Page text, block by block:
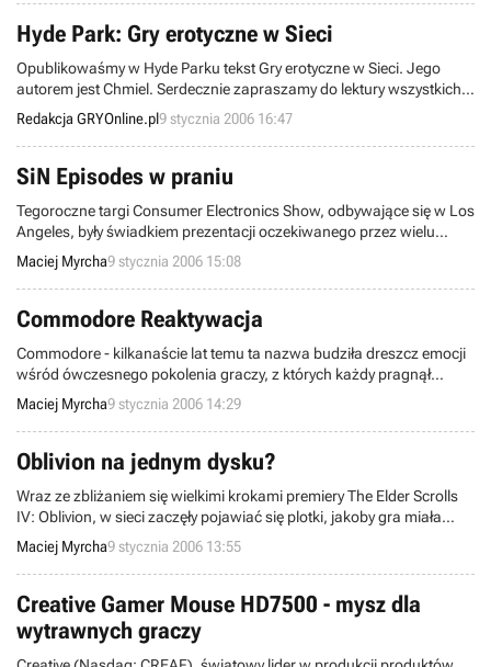
Hyde Park: Gry erotyczne w Sieci
Opublikowaśmy w Hyde Parku tekst Gry erotyczne w Sieci. Jego
autorem jest Chmiel. Serdecznie zapraszamy do lektury wszystkich
pełnoletnich czytelników.
Redakcja GRYOnline.pl9 stycznia 2006 16:47
SiN Episodes w praniu
Tegoroczne targi Consumer Electronics Show, odbywające się w Los
Angeles, były świadkiem prezentacji oczekiwanego przez wielu
graczy z niecierpliwością, FPSa SiN Episodes. Swoje wrażenia z
kontaktu z grą opisali redaktorzy serwisów GameSpot oraz IGN, a
streszczając je w jednym zdaniu można powiedzieć "jest dobrze, a
może nawet jeszcze lepiej!"
Maciej Myrcha9 stycznia 2006 15:08
Commodore Reaktywacja
Commodore - kilkanaście lat temu ta nazwa budziła dreszcz emocji
wśród ówczesnego pokolenia graczy, z których każdy pragnął
posiadać popularną "Komodę" lub Amigę (no, może poza
Atarowcami, którzy je wyśmiewali, ale w skrytości ducha zapewne
też o nich marzyli). Teraz Commodore powraca do świata rozrywki
elektronicznej ale w zupełnie innym wcieleniu.
Maciej Myrcha9 stycznia 2006 14:29
Oblivion na jednym dysku?
Wraz ze zbliżaniem się wielkimi krokami premiery The Elder Scrolls
IV: Oblivion, w sieci zaczęły pojawiać się plotki, jakoby gra miała
ukazać się aż na 4 płytach formatu DVD-9! Jak wszyscy wiemy,
wachlowanie dyskami nie należy do przyjemnych rzeczy i może być
jednym z czynników zmniejszających przyjemność płynącą z
rozgrywki, dobrze więc, że plotki te zostały rozwiane.
Maciej Myrcha9 stycznia 2006 13:55
Creative Gamer Mouse HD7500 - mysz dla
wytrawnych graczy